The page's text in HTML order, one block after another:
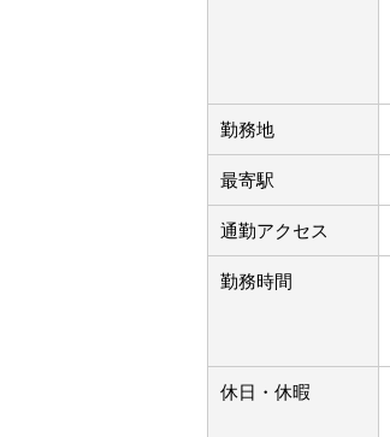
勤務地
最寄駅
通勤アクセス
勤務時間
休日・休暇